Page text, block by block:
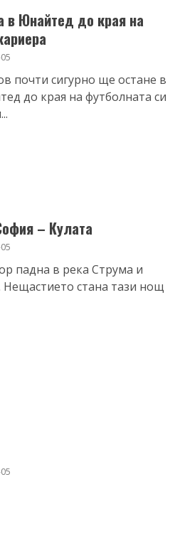
в Юнайтед до края на
почти сигурно ще остане в
до края на футболната си
– Кулата
падна в река Струма и
Нещастието стана тази нощ